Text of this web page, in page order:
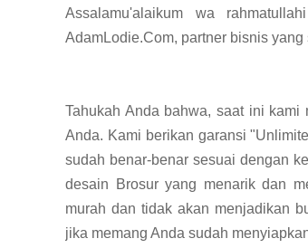
Assalamu'alaikum wa
AdamLodie.Com, partner bisnis
Tahukah Anda bahwa, saat ini
Anda. Kami berikan garansi
sudah benar-benar sesuai dengan
desain Brosur yang menarik dan
murah dan tidak akan menjadikan
jika memang Anda sudah